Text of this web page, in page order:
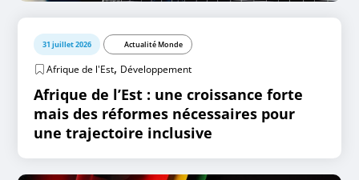
31 juillet 2026 Actualité Monde
Afrique de l'Est, Développement
Afrique de l’Est : une croissance forte
mais des réformes nécessaires pour
une trajectoire inclusive